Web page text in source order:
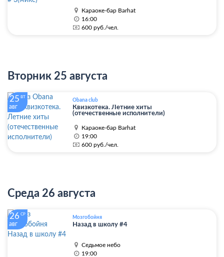
Караоке-бар Barhat
16:00
600 руб./чел.
Вторник 25 августа
25 ВТ
авг
Obana club
Квизкотека. Летние хиты
(отечественные исполнители)
Караоке-бар Barhat
19:00
600 руб./чел.
Среда 26 августа
26 СР
авг
Мозгобойня
Назад в школу #4
Седьмое небо
19:00